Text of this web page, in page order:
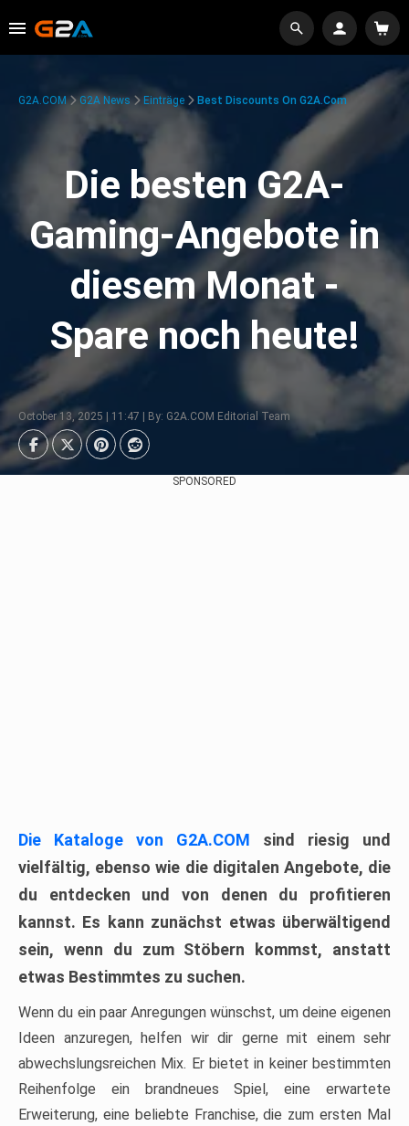
G2A.COM G2A News Einträge Best Discounts On G2A.com
Die besten G2A-
Gaming-Angebote in
diesem Monat -
Spare noch heute!
October 13, 2025 | 11:47 | By: G2A.COM Editorial Team
SPONSORED
Die Kataloge von G2A.COM sind riesig und
vielfältig, ebenso wie die digitalen Angebote, die
du entdecken und von denen du profitieren
kannst. Es kann zunächst etwas überwältigend
sein, wenn du zum Stöbern kommst, anstatt
etwas Bestimmtes zu suchen.
Wenn du ein paar Anregungen wünschst, um deine eigenen
Ideen anzuregen, helfen wir dir gerne mit einem sehr
abwechslungsreichen Mix. Er bietet in keiner bestimmten
Reihenfolge ein brandneues Spiel, eine erwartete
Erweiterung, eine beliebte Franchise, die zum ersten Mal